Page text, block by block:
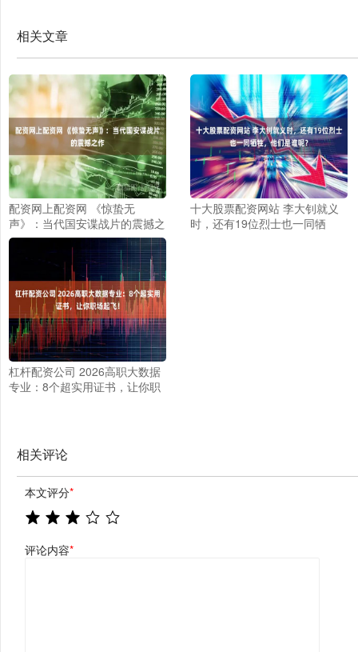
相关文章
配资网上配资网 《惊蛰无
声》：当代国安谍战片的震撼之
作
十大股票配资网站 李大钊就义
时，还有19位烈士也一同牺
杠杆配资公司 2026高职大数据
专业：8个超实用证书，让你职
相关评论
本文评分*
评论内容*